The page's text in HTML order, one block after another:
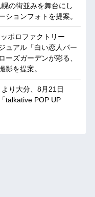
の街並みを舞台にし
ションフォトを提案。
ポロファクトリー
ュアル「白い恋人パー
ーズガーデンが彩る、
影を提案。
り大分、8月21日
talkative POP UP